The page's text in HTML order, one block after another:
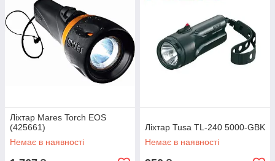
Ліхтар Mares Torch EOS
(425661)
Немає в наявності
Ліхтар Tusa TL-240 5000-GBK
Немає в наявності